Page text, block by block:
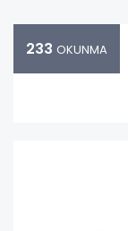
233 OKUNMA